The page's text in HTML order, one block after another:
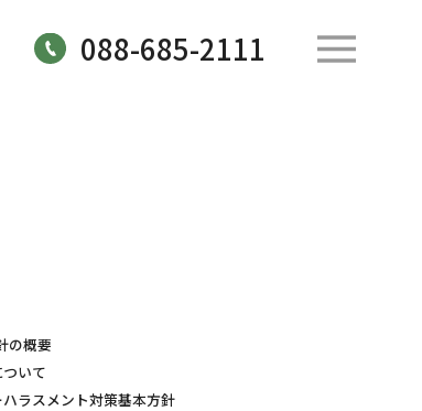
088-685-2111
の概要
いて
ラスメント対策基本方針